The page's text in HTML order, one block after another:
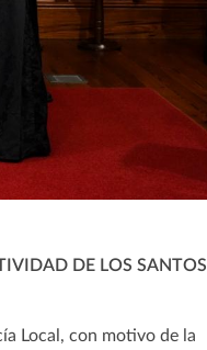
DE LOS SANTOS
Local, con motivo de la